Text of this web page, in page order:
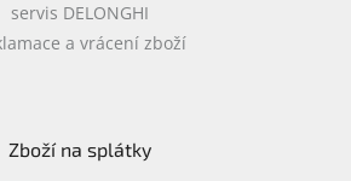
servis DELONGHI
a vrácení zboží
Zboží na splátky